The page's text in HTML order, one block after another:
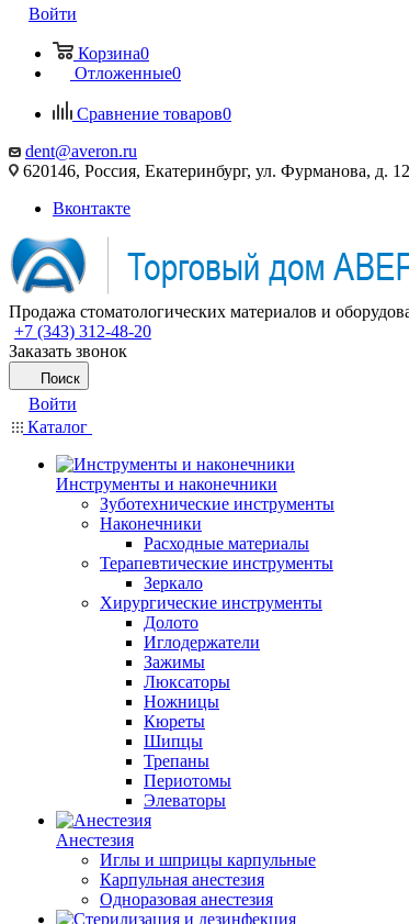
Войти
Корзина0
Отложенные0
Сравнение товаров0
dent@averon.ru
620146, Россия, Екатеринбург, ул. Фурманова, д.
Вконтакте
Продажа стоматологических материалов и
+7 (343) 312-48-20
Заказать звонок
Поиск
Войти
Каталог
Инструменты и наконечники
Зуботехнические инструменты
Наконечники
Расходные материалы
Терапевтические инструменты
Зеркало
Хирургические инструменты
Долото
Иглодержатели
Зажимы
Люксаторы
Ножницы
Кюреты
Шипцы
Трепаны
Периотомы
Элеваторы
Анестезия
Иглы и шприцы карпульные
Карпульная анестезия
Одноразовая анестезия